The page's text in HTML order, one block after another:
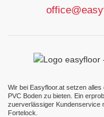
Wir bei Easyfloor.at setzen
PVC Boden zu bieten. Ein
zuerverlässiger Kundenservice
Fortelock.